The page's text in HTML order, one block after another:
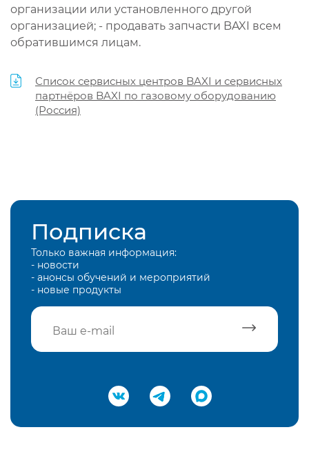
организации или установленного другой
организацией; - продавать запчасти BAXI всем
обратившимся лицам.
Список сервисных центров BAXI и сервисных
партнёров BAXI по газовому оборудованию
(Россия)
Подписка
Только важная информация:
- новости
- анонсы обучений и мероприятий
- новые продукты
Подтвердить e-mail